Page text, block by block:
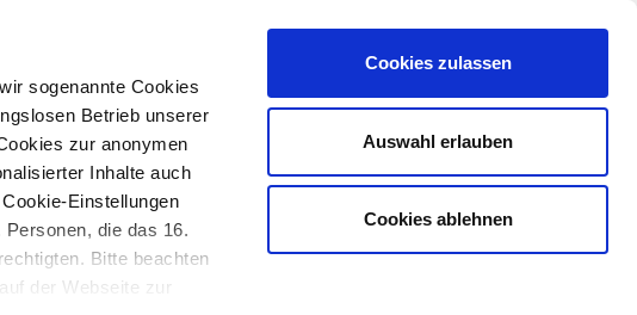
sogenannte Cookies
Betrieb unserer
zur anonymen
Inhalte auch
Einstellungen
die das 16.
Bitte beachten
der Webseite zur
Cookies zulassen
Auswahl erlauben
Cookies ablehnen